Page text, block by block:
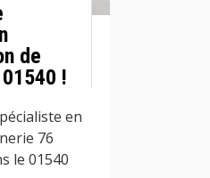
de
!
en
76
le 01540